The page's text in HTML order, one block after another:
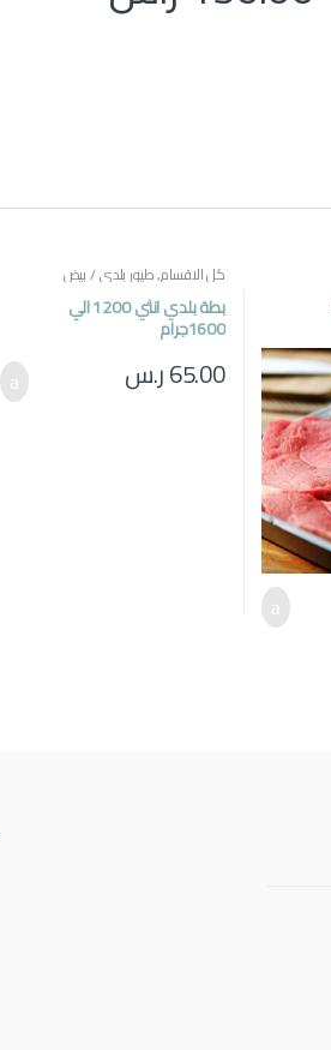
كل الاقسام,طيور بلدي / بيض
بطة بلدي انثي 1200 الي
1600جرام
65.00ر.س